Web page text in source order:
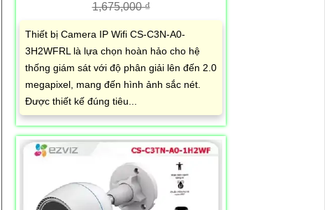
1,675,000 ₫
Thiết bị Camera IP Wifi CS-C3N-A0-
3H2WFRL là lựa chọn hoàn hảo cho hệ
thống giám sát với độ phân giải lên đến 2.0
megapixel, mang đến hình ảnh sắc nét.
Được thiết kế đúng tiêu...